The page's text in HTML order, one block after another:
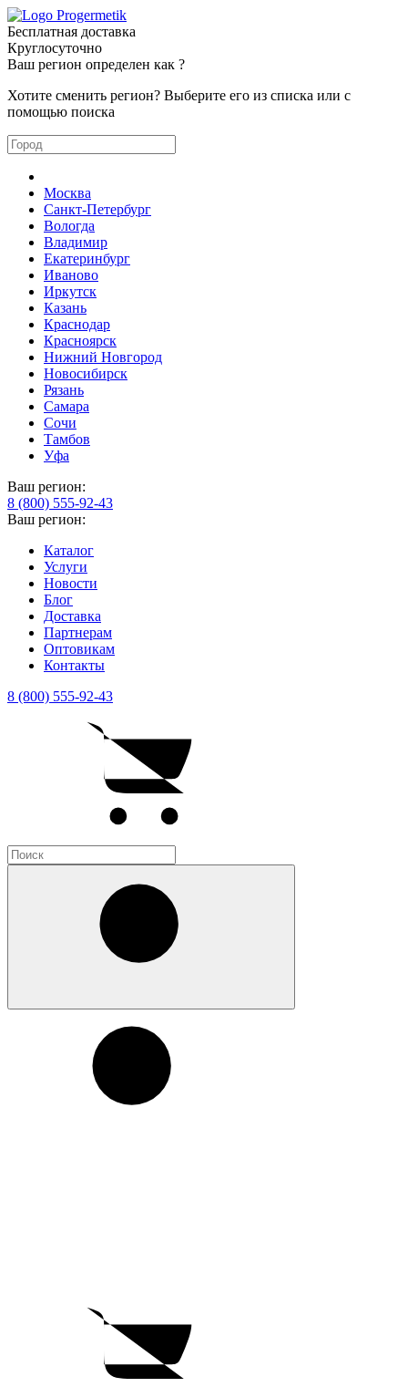
Бесплатная доставка
Круглосуточно
Ваш регион определен как ?
Хотите сменить регион? Выберите его из списка или с
помощью поиска
Москва
Санкт-Петербург
Вологда
Владимир
Екатеринбург
Иваново
Иркутск
Казань
Краснодар
Красноярск
Нижний Новгород
Новосибирск
Рязань
Самара
Сочи
Тамбов
Уфа
Ваш регион:
8 (800) 555-92-43
Ваш регион:
Каталог
Услуги
Новости
Блог
Доставка
Партнерам
Оптовикам
Контакты
8 (800) 555-92-43